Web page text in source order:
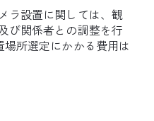
ラ設置に関しては、観
び関係者との調整を行
所選定にかかる費用は